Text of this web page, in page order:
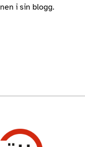
i sin blogg.